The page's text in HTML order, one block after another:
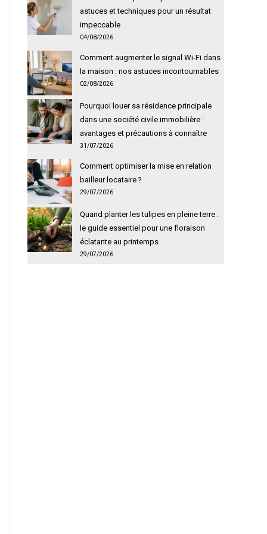
astuces et techniques pour un résultat
impeccable
04/08/2026
Comment augmenter le signal Wi-Fi dans
la maison : nos astuces incontournables
02/08/2026
Pourquoi louer sa résidence principale
dans une société civile immobilière :
avantages et précautions à connaître
31/07/2026
Comment optimiser la mise en relation
bailleur locataire ?
29/07/2026
Quand planter les tulipes en pleine terre :
le guide essentiel pour une floraison
éclatante au printemps
29/07/2026